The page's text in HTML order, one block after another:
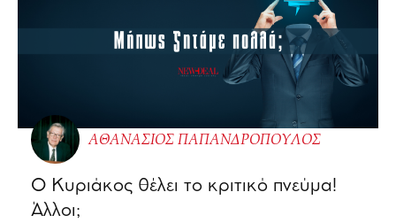
ΑΘΑΝΑΣΙΟΣ ΠΑΠΑΝΔΡΟΠΟΥΛΟΣ
Ο Κυριάκος θέλει το κριτικό πνεύμα!
Άλλοι;